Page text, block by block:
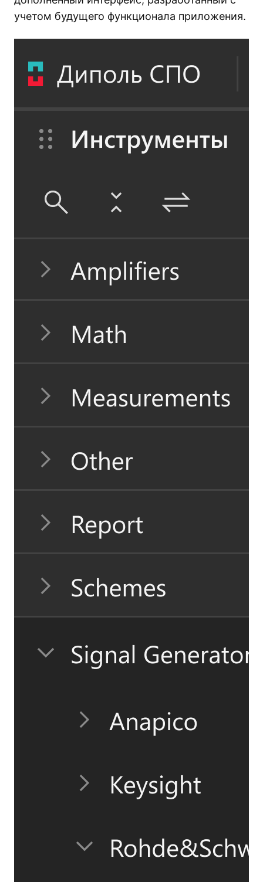
учетом будущего функционала приложения.